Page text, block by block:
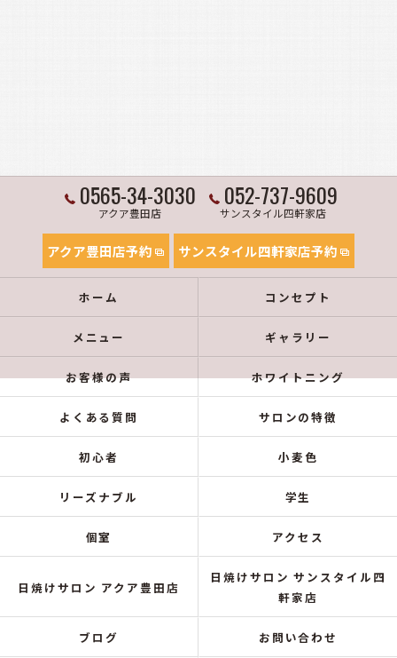
0565-34-3030
アクア豊田店
052-737-9609
サンスタイル四軒家店
アクア豊田店予約 サンスタイル四軒家店予約
ホーム コンセプト
メニュー ギャラリー
お客様の声 ホワイトニング
よくある質問 サロンの特徴
初心者 小麦色
リーズナブル 学生
個室 アクセス
日焼けサロン アクア豊田店
日焼けサロン サンスタイル四
軒家店
ブログ お問い合わせ